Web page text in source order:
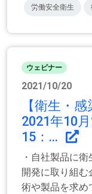
労働安全衛生
ウェビナー
2021/10/20
【衛生・
2021年10
15：...
・自社製品に
開発に取り組
術や製品を求め